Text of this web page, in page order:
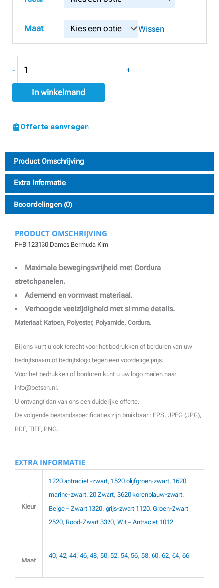
Maat Wissen
-
Kim
+
In winkelmand
Offerte aanvragen
Product Omschrijving
Extra Informatie
Beoordelingen (0)
PRODUCT OMSCHRIJVING
FHB 123130 Dames Bermuda Kim
Maximale bewegingsvrijheid met Cordura
stretchpanelen.
Ademend en vormvast materiaal.
Verhoogde veelzijdigheid met slimme details.
Materiaal: Katoen, Polyester, Polyamide, Cordura.
Bij ons kunt u ook terecht voor het bedrukken of borduren van uw
bedrijfsnaam of bedrijfslogo tegen een voordelige prijs.
Voor het bedrukken of borduren kunt u uw logo mailen naar
info@betson.nl.
U ontvangt dan van ons een duidelijke offerte.
De volgende bestandsspecificaties zijn bruikbaar : EPS, JPEG (JPG),
PDF, TIFF, PNG.
EXTRA INFORMATIE
Kleur
1220 antraciet -zwart, 1520 olijfgroen-zwart, 1620
marine-zwart, 20 Zwart, 3620 korenblauw-zwart,
Beige – Zwart 1320, grijs-zwart 1120, Groen-Zwart
2520, Rood-Zwart 3320, Wit – Antraciet 1012
Maat
40, 42, 44, 46, 48, 50, 52, 54, 56, 58, 60, 62, 64, 66